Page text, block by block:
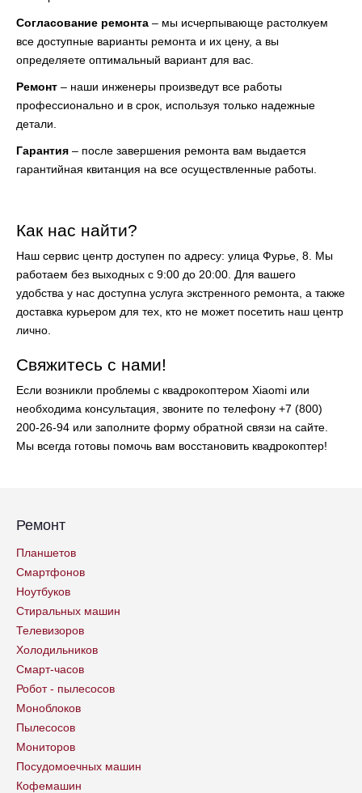
Согласование ремонта – мы исчерпывающе растолкуем
все доступные варианты ремонта и их цену, а вы
определяете оптимальный вариант для вас.
Ремонт – наши инженеры произведут все работы
профессионально и в срок, используя только надежные
детали.
Гарантия – после завершения ремонта вам выдается
гарантийная квитанция на все осуществленные работы.
Как нас найти?
Наш сервис центр доступен по адресу: улица Фурье, 8. Мы
работаем без выходных с 9:00 до 20:00. Для вашего
удобства у нас доступна услуга экстренного ремонта, а также
доставка курьером для тех, кто не может посетить наш центр
лично.
Свяжитесь с нами!
Если возникли проблемы с квадрокоптером Xiaomi или
необходима консультация, звоните по телефону +7 (800)
200-26-94 или заполните форму обратной связи на сайте.
Мы всегда готовы помочь вам восстановить квадрокоптер!
Ремонт
Планшетов
Смартфонов
Ноутбуков
Стиральных машин
Телевизоров
Холодильников
Смарт-часов
Робот - пылесосов
Моноблоков
Пылесосов
Мониторов
Посудомоечных машин
Кофемашин